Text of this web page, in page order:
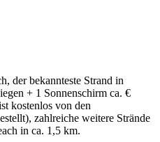
der bekannteste Strand in
+ 1 Sonnenschirm ca. €
kostenlos von den
zahlreiche weitere Strände
in ca. 1,5 km.